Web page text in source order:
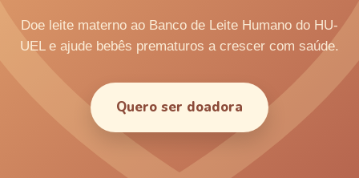
Doe leite materno ao Banco de Leite Humano do HU-
UEL e ajude bebês prematuros a crescer com saúde.
Quero ser doadora